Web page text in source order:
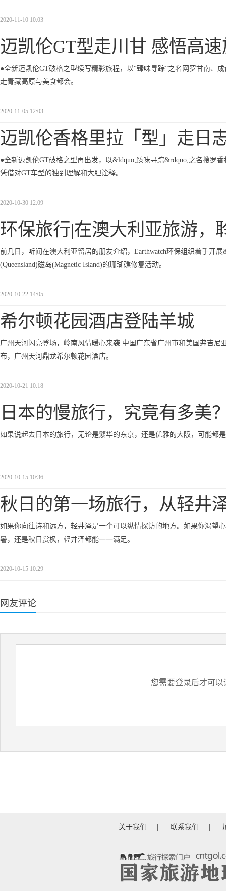
2020-11-10 10:03
迈凯伦GT型走川甘 感悟高
●全新迈凯伦GT破格之型续写精彩旅程，以“臻味寻踪”之名网罗甘南、
走青藏高原与美食都会。
2020-11-05 12:03
迈凯伦香格里拉「型」走日
●全新迈凯伦GT破格之型再出发，以&ldquo;臻味寻踪&rdquo;之名搜罗
凭借对GT车型的独到理解和大胆诠释。
2020-10-30 12:09
环保旅行|在澳大利亚旅游，
前几日，听闻在澳大利亚留居的朋友介绍，Earthwatch环保组织着手开
(Queensland)磁岛(Magnetic Island)的珊瑚礁修复活动。
2020-10-22 14:05
希尔顿花园酒店登陆羊城
广州天河闪亮登场，岭南风情暖心来袭 中国广东省广州市和美国弗吉尼
布，广州天河鼎龙希尔顿花园酒店。
2020-10-21 10:18
日本的慢旅行，究竟有多美
如果说起去日本的旅行，无论是繁华的东京，还是优雅的大阪，可能都
2020-10-15 10:36
秋日的第一场旅行，从轻井
如果你向往诗和远方，轻井泽是一个可以纵情探访的地方。如果你渴望
暑，还是秋日赏枫，轻井泽都能一一满足。
2020-10-15 10:29
网友评论
您需要登录后才可以
关于我们 联系我们